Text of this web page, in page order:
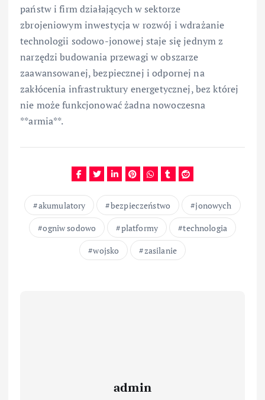
państw i firm działających w sektorze
zbrojeniowym inwestycja w rozwój i wdrażanie
technologii sodowo-jonowej staje się jednym z
narzędzi budowania przewagi w obszarze
zaawansowanej, bezpiecznej i odpornej na
zakłócenia infrastruktury energetycznej, bez której
nie może funkcjonować żadna nowoczesna
**armia**.
akumulatory bezpieczeństwo
jonowych
ogniw sodowo
platformy
technologia
wojsko
zasilanie
admin